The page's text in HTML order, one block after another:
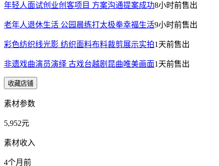
年轻人面试创业创客项目 方案沟通提案成功8小时前售出
老年人退休生活 公园晨练打太极拳幸福生活9小时前售出
彩色纺织线光影 纺织面料布料裁剪展示实拍1天前售出
非遗戏曲演员演绎 古戏台越剧昆曲唯美画面1天前售出
收藏店铺
素材参数
5,952元
素材收入
4个月前